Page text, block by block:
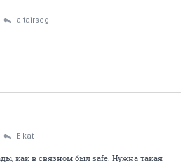
altairseg
E-kat
как в связном был safe. Нужна такая